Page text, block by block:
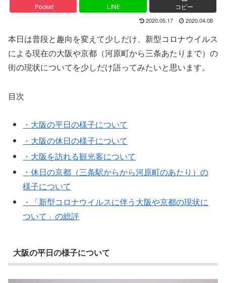
Pocket LINE コピー
2020.05.17 2020.04.08
本日は普段と趣向を変えて少しだけ、新型コロナウイルス
による現在の大阪や京都（河原町から三条あたりまで）の
街の現状についてを少しだけ語ってみたいと思います。
目次
・大阪の平日の様子について
・大阪の休日の様子について
・大阪を訪れる観光客について
・休日の京都（三条駅からから河原町のあたり）の
様子について
・「新型コロナウイルスに伴う大阪や京都の現状に
ついて」の総評
大阪の平日の様子について